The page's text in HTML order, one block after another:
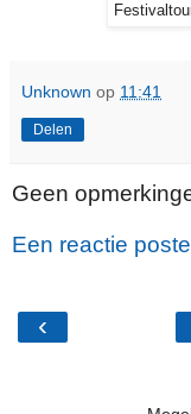
Unknown op 11:41
Delen
Geen
Een reactie
‹